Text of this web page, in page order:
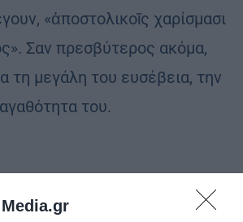
Media.gr
«ἀποστολικοῖς χαρίσμασι
Σαν πρεσβύτερος ακόμα,
τη μεγάλη του ευσέβεια, την
του.